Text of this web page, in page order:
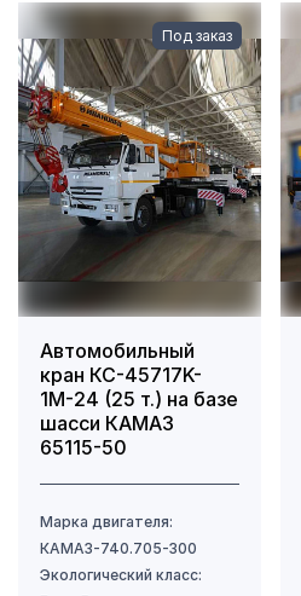
Под заказ
Автомобильный
кран КС-45717K-
1М-24 (25 т.) на базе
шасси КАМАЗ
65115-50